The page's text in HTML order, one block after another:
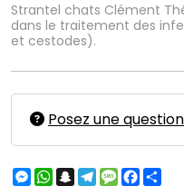
Strantel chats Clément
dans le traitement des
et cestodes).
Posez une question
Messenger
WhatsApp
Snapchat
Telegram
Message